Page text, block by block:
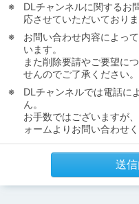
DLチャンネルに関するお
応させていただいておりま
お問い合わせ内容によっ
います。
また削除要請やご要望に
せんのでご了承ください。
DLチャンネルでは電話に
ん。
お手数ではございますが
ォームよりお問い合わせく
送